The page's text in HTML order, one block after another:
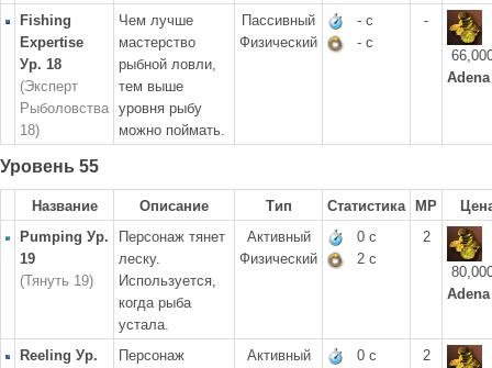
Fishing
Expertise
Ур. 18
(Эксперт
Рыболовства
18)
Чем лучше
мастерство
рыбной ловли,
тем выше
уровня рыбу
можно поймать.
Пассивный
Физический
- с
- с
-
Adena
Уровень 55
Название Описание Тип Статистика MP
Pumping Ур.
19
(Тянуть 19)
Персонаж тянет
леску.
Используется,
когда рыба
устала.
Активный
Физический
0 с
2 с
2
Adena
Reeling Ур.
Персонаж
Активный
0 с
2